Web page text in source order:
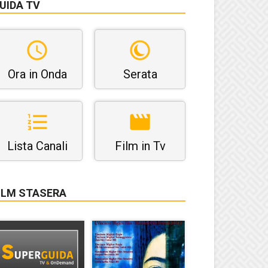
TV
Ora in Onda Serata
Lista Canali Film in Tv
STASERA